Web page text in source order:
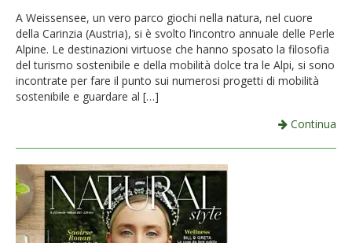
A Weissensee, un vero parco giochi nella natura, nel cuore
della Carinzia (Austria), si è svolto l’incontro annuale delle Perle
Alpine. Le destinazioni virtuose che hanno sposato la filosofia
del turismo sostenibile e della mobilità dolce tra le Alpi, si sono
incontrate per fare il punto sui numerosi progetti di mobilità
sostenibile e guardare al […]
Continua